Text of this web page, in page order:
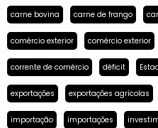
carne bovina carne de frango
comércio exterior comércio exterior
corrente de comércio déficit
exportações exportações agrícolas
importação importações